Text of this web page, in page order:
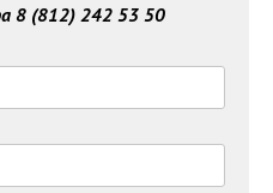
8 (812) 242 53 50